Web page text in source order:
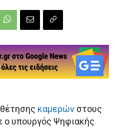
καμερών στους
ο υπουργός Ψηφιακής